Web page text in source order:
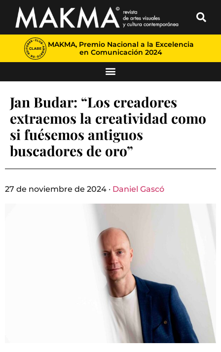
MAKMA, Premio Nacional a la Excelencia
en Comunicación 2024
Jan Budar: “Los creadores
extraemos la creatividad como
si fuésemos antiguos
buscadores de oro”
27 de noviembre de 2024 · Daniel Gascó